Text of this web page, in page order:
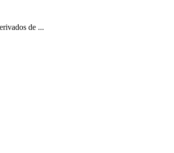
de ...